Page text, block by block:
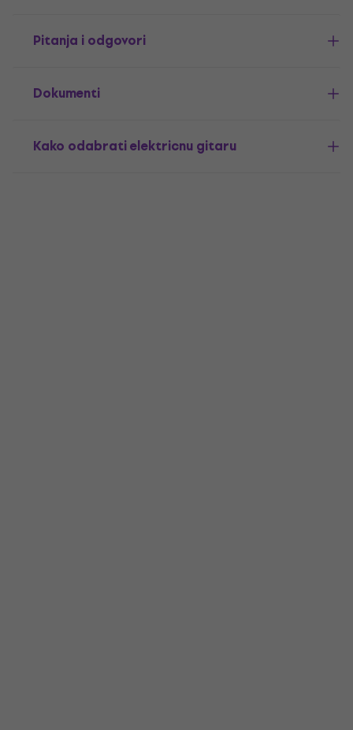
Pitanja i odgovori
Dokumenti
Kako odabrati elektricnu gitaru